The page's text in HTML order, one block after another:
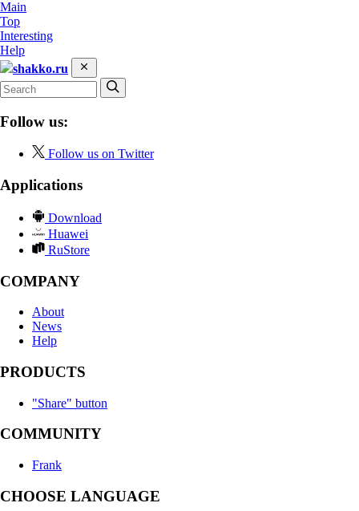
Main
Top
Interesting
Help
shakko.ru
Follow us:
Follow us on Twitter
Applications
Download
Huawei
RuStore
COMPANY
About
News
Help
PRODUCTS
"Share" button
COMMUNITY
Frank
CHOOSE LANGUAGE